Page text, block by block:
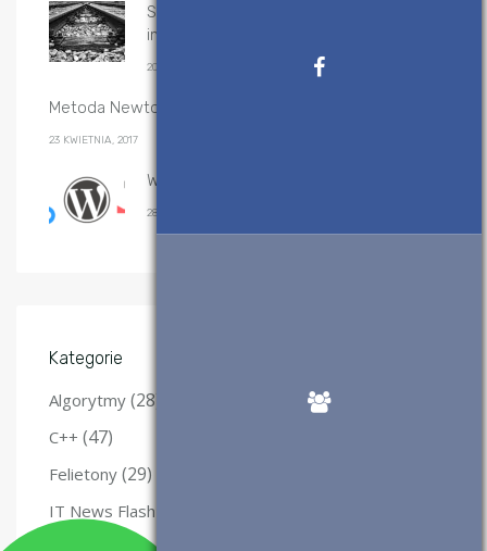
Sortowanie przez scalanie – algorytm i
implementacje
20 GRUDNIA, 2019
Metoda Newtona-Raphsona – implementacje
23 KWIETNIA, 2017
Wtyczki WordPress, które polecam
28 SIERPNIA, 2017
Kategorie
Algorytmy (28)
C++ (47)
Felietony (29)
IT News Flash